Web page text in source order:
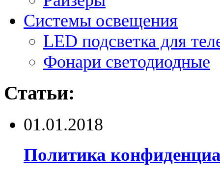
Системы освещения
LED подсветка для
Фонари светодиодные
Статьи:
01.01.2018
Политика